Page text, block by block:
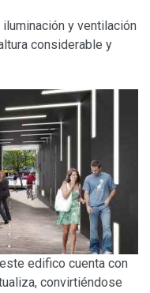
y ventilación
considerable y
edifico cuenta con
convirtiéndose